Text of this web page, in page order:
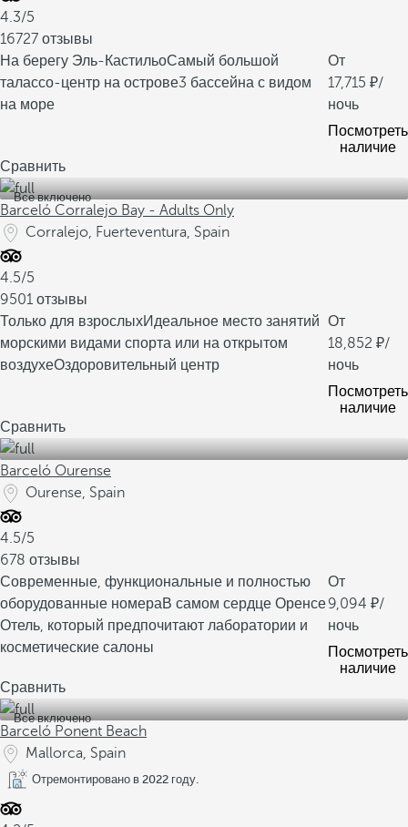
4.3/5
16727 отзывы
На берегу Эль-КастильоСамый большой
талассо-центр на острове3 бассейна с видом
на море
От
17,715
/
ночь
Посмотреть
наличие
Сравнить
Все включено
Barceló Corralejo Bay - Adults Only
Corralejo, Fuerteventura, Spain
4.5/5
9501 отзывы
Только для взрослыхИдеальное место занятий
морскими видами спорта или на открытом
воздухеОздоровительный центр
От
18,852
/
ночь
Посмотреть
наличие
Сравнить
Barceló Ourense
Ourense, Spain
4.5/5
678 отзывы
Современные, функциональные и полностью
оборудованные номераВ самом сердце Оренсе
Отель, который предпочитают лаборатории и
косметические салоны
От
9,094
/
ночь
Посмотреть
наличие
Сравнить
Все включено
Barceló Ponent Beach
Mallorca, Spain
Отремонтировано в 2022 году.